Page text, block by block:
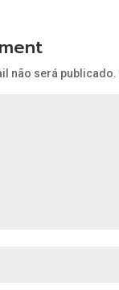
não será publicado.